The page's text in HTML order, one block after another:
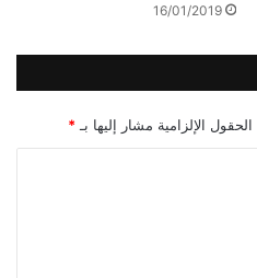
16/01/2019
الحقول الإلزامية مشار إليها بـ *